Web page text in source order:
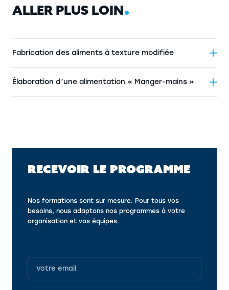
ALLER PLUS LOIN
Fabrication des aliments à texture modifiée
Élaboration d’une alimentation « Manger-mains »
RECEVOIR LE PROGRAMME
Nos formations sont sur mesure. Pour tous vos
besoins, nous adaptons nos programmes à votre
organisation et vos équipes.
Programme